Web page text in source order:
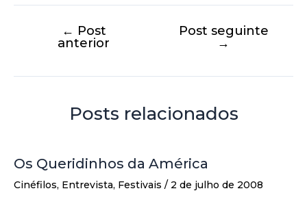
← Post
anterior
Post seguinte
→
Posts relacionados
Os Queridinhos da América
Cinéfilos, Entrevista, Festivais / 2 de julho de 2008